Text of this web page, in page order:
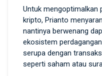
Untuk mengoptimalkan
kripto, Prianto
nantinya berwenang
ekosistem
serupa dengan
seperti saham atau